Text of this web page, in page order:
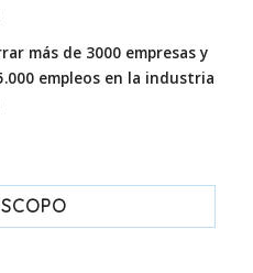
más de 3000 empresas y
empleos en la industria